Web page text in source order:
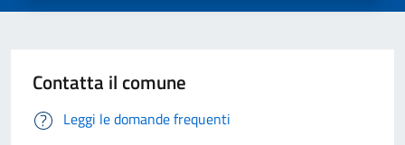
Contatta il comune
Leggi le domande frequenti